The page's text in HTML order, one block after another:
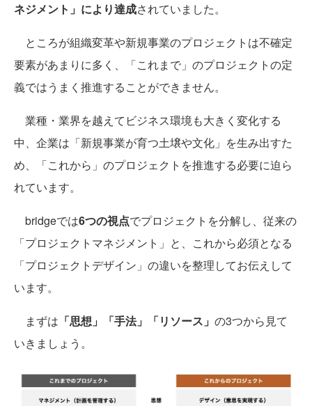
ネジメント」により達成されていました。
ところが組織変革や新規事業のプロジェクトは不確定
要素があまりに多く、「これまで」のプロジェクトの定
義ではうまく推進することができません。
業種・業界を越えてビジネス環境も大きく変化する
中、企業は「新規事業が育つ土壌や文化」を生み出すた
め、「これから」のプロジェクトを推進する必要に迫ら
れています。
bridgeでは6つの視点でプロジェクトを分解し、従来の
「プロジェクトマネジメント」と、これから必須となる
「プロジェクトデザイン」の違いを整理してお伝えして
います。
まずは 「思想」「手法」「リソース」 の3つから見て
いきましょう。